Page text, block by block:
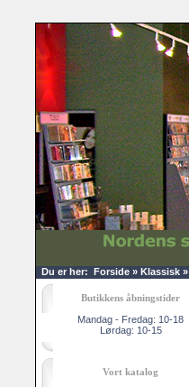
Du er her: Forside » Klassisk »
Butikkens åbningstider
Mandag - Fredag: 10-18
Lørdag: 10-15
Vort katalog